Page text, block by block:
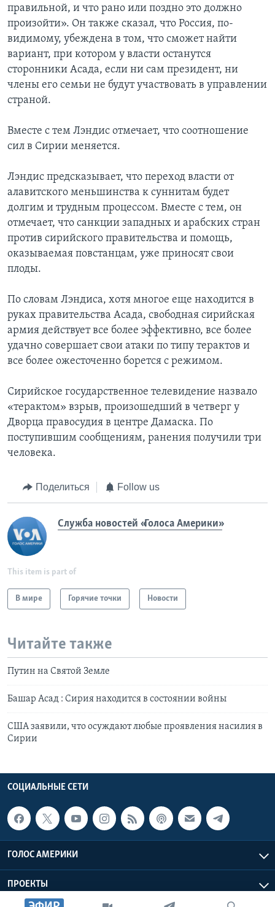
правильной, и что рано или поздно это должно
произойти». Он также сказал, что Россия, по-
видимому, убеждена в том, что сможет найти
вариант, при котором у власти останутся
сторонники Асада, если ни сам президент, ни
члены его семьи не будут участвовать в управлении
страной.
Вместе с тем Лэндис отмечает, что соотношение
сил в Сирии меняется.
Лэндис предсказывает, что переход власти от
алавитского меньшинства к суннитам будет
долгим и трудным процессом. Вместе с тем, он
отмечает, что санкции западных и арабских стран
против сирийского правительства и помощь,
оказываемая повстанцам, уже приносят свои
плоды.
По словам Лэндиса, хотя многое еще находится в
руках правительства Асада, свободная сирийская
армия действует все более эффективно, все более
удачно совершает свои атаки по типу терактов и
все более ожесточенно борется с режимом.
Сирийское государственное телевидение назвало
«терактом» взрыв, произошедший в четверг у
Дворца правосудия в центре Дамаска. По
поступившим сообщениям, ранения получили три
человека.
Поделиться Follow us
Служба новостей «Голоса Америки»
This item is part of
В мире Горячие точки Новости
Читайте также
Путин на Святой Земле
Башар Асад : Сирия находится в состоянии войны
США заявили, что осуждают любые проявления насилия в
Сирии
СОЦИАЛЬНЫЕ СЕТИ
ГОЛОС АМЕРИКИ
ПРОЕКТЫ